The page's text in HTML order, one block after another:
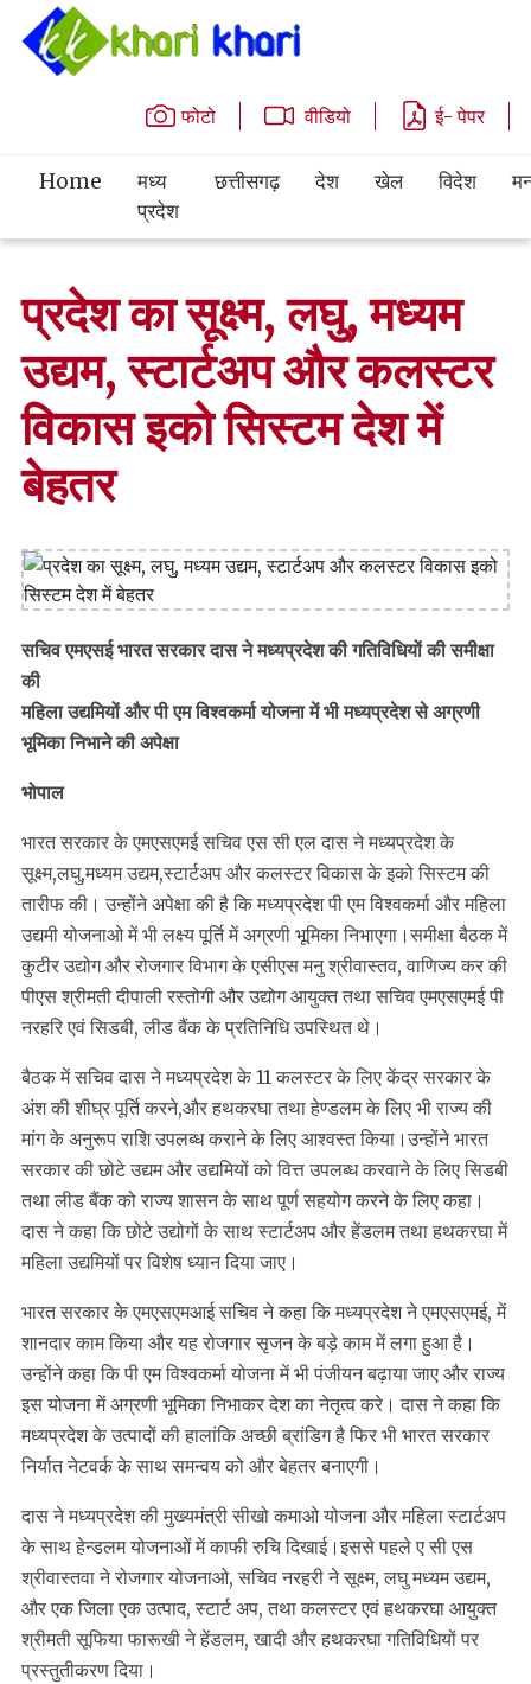
फोटो वीडियो ई- पेपर
Home
मध्य
प्रदेश
छत्तीसगढ़ देश खेल विदेश
प्रदेश का सूक्ष्म, लघु, मध्यम
उद्यम, स्टार्टअप और कलस्टर
विकास इको सिस्टम देश में
बेहतर
सचिव एमएसई भारत सरकार दास ने मध्यप्रदेश की गतिविधियों की समीक्षा
की
महिला उद्यमियों और पी एम विश्वकर्मा योजना में भी मध्यप्रदेश से अग्रणी
भूमिका निभाने की अपेक्षा
भोपाल
भारत सरकार के एमएसएमई सचिव एस सी एल दास ने मध्यप्रदेश के
सूक्ष्म,लघु,मध्यम उद्यम,स्टार्टअप और कलस्टर विकास के इको सिस्टम की
तारीफ की। उन्होंने अपेक्षा की है कि मध्यप्रदेश पी एम विश्वकर्मा और महिला
उद्यमी योजनाओ में भी लक्ष्य पूर्ति में अग्रणी भूमिका निभाएगा।समीक्षा बैठक में
कुटीर उद्योग और रोजगार विभाग के एसीएस मनु श्रीवास्तव, वाणिज्य कर की
पीएस श्रीमती दीपाली रस्तोगी और उद्योग आयुक्त तथा सचिव एमएसएमई पी
नरहरि एवं सिडबी, लीड बैंक के प्रतिनिधि उपस्थित थे।
बैठक में सचिव दास ने मध्यप्रदेश के 11 कलस्टर के लिए केंद्र सरकार के
अंश की शीघ्र पूर्ति करने,और हथकरघा तथा हेण्डलम के लिए भी राज्य की
मांग के अनुरूप राशि उपलब्ध कराने के लिए आश्वस्त किया।उन्होंने भारत
सरकार की छोटे उद्यम और उद्यमियों को वित्त उपलब्ध करवाने के लिए सिडबी
तथा लीड बैंक को राज्य शासन के साथ पूर्ण सहयोग करने के लिए कहा।
दास ने कहा कि छोटे उद्योगों के साथ स्टार्टअप और हेंडलम तथा हथकरघा में
महिला उद्यमियों पर विशेष ध्यान दिया जाए।
भारत सरकार के एमएसएमआई सचिव ने कहा कि मध्यप्रदेश ने एमएसएमई, में
शानदार काम किया और यह रोजगार सृजन के बड़े काम में लगा हुआ है।
उन्होंने कहा कि पी एम विश्वकर्मा योजना में भी पंजीयन बढ़ाया जाए और राज्य
इस योजना में अग्रणी भूमिका निभाकर देश का नेतृत्व करे। दास ने कहा कि
मध्यप्रदेश के उत्पादों की हालांकि अच्छी ब्रांडिग है फिर भी भारत सरकार
निर्यात नेटवर्क के साथ समन्वय को और बेहतर बनाएगी।
दास ने मध्यप्रदेश की मुख्यमंत्री सीखो कमाओ योजना और महिला स्टार्टअप
के साथ हेन्डलम योजनाओं में काफी रुचि दिखाई।इससे पहले ए सी एस
श्रीवास्तवा ने रोजगार योजनाओ, सचिव नरहरी ने सूक्ष्म, लघु मध्यम उद्यम,
और एक जिला एक उत्पाद, स्टार्ट अप, तथा कलस्टर एवं हथकरघा आयुक्त
श्रीमती सूफिया फारूखी ने हेंडलम, खादी और हथकरघा गतिविधियों पर
प्रस्तुतीकरण दिया।